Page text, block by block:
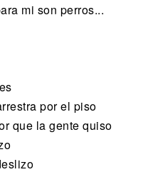
mi son perros...
por el piso
que la gente quiso